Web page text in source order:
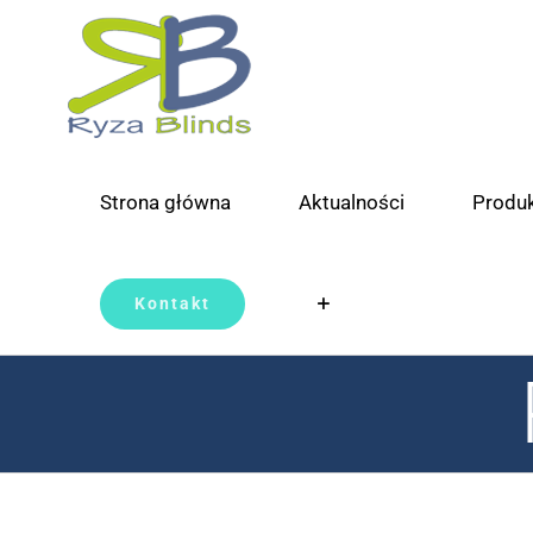
Strona główna Aktualności
Kontakt